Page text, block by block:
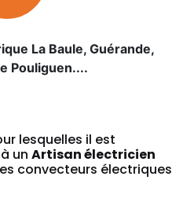
lesquelles il est
un Artisan électricien
convecteurs électriques